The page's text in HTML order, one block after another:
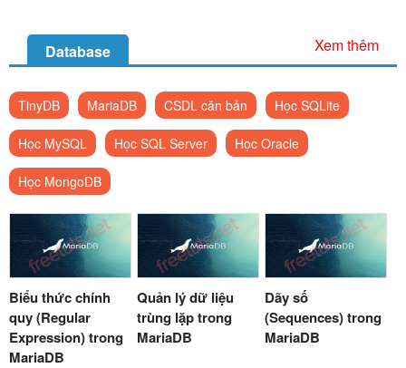
Database Xem thêm
TinyDB MariaDB CSDL căn bản Học SQLite
Học MySQL Học SQL Server Học Oracle
Học MongoDB
Biểu thức chính
quy (Regular
Expression) trong
MariaDB
Quản lý dữ liệu
trùng lặp trong
MariaDB
Dãy số
(Sequences) trong
MariaDB